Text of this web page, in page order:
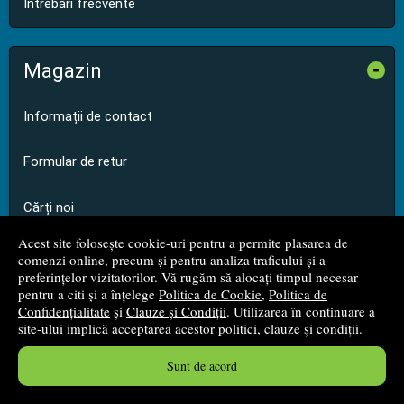
Acest site folosește cookie-uri pentru a permite plasarea de
comenzi online, precum și pentru analiza traficului și a
preferințelor vizitatorilor. Vă rugăm să alocați timpul necesar
pentru a citi și a înțelege Politica de Cookie, Politica de
Confidențialitate și Clauze și Condiții. Utilizarea în continuare a
site-ului implică acceptarea acestor politici, clauze și condiții.
Sunt de acord
Întrebări frecvente
Magazin -
Informații de contact
Formular de retur
Cărți noi
Promoții
Edituri
Autori
Parteneri